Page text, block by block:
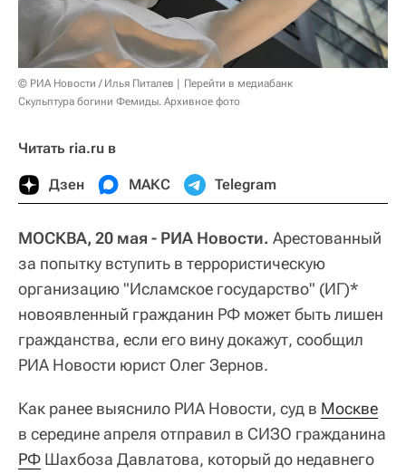
© РИА Новости / Илья Питалев
Перейти в медиабанк
Скульптура богини Фемиды. Архивное фото
Читать ria.ru в
Дзен МАКС Telegram
МОСКВА, 20 мая - РИА Новости. Арестованный
за попытку вступить в террористическую
организацию "Исламское государство" (ИГ)*
новоявленный гражданин РФ может быть лишен
гражданства, если его вину докажут, сообщил
РИА Новости юрист Олег Зернов.
Как ранее выяснило РИА Новости, суд в Москве
в середине апреля отправил в СИЗО гражданина
РФ Шахбоза Давлатова, который до недавнего